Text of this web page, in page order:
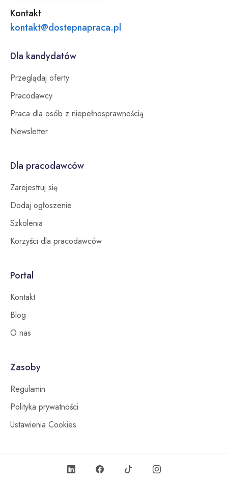
Kontakt
kontakt@dostepnapraca.pl
Dla kandydatów
Przeglądaj oferty
Pracodawcy
Praca dla osób z niepełnosprawnością
Newsletter
Dla pracodawców
Zarejestruj się
Dodaj ogłoszenie
Szkolenia
Korzyści dla pracodawców
Portal
Kontakt
Blog
O nas
Zasoby
Regulamin
Polityka prywatności
Ustawienia Cookies